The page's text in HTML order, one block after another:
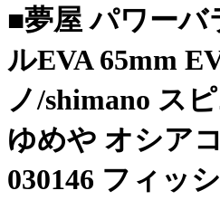
■夢屋 パワーバ
ルEVA 65mm
ノ/shimano ス
ゆめや オシア
030146 フィッ